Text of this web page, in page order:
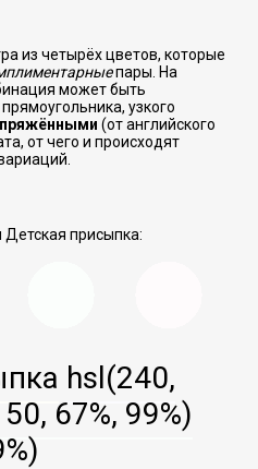
из четырёх цветов, которые
пары. На
может быть
узкого
(от английского
от чего и происходят
Детская присыпка:
hsl(240,
67%, 99%)